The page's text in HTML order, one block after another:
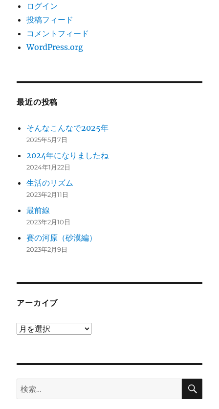
ログイン
投稿フィード
コメントフィード
WordPress.org
最近の投稿
そんなこんなで2025年
2025年5月7日
2024年になりましたね
2024年1月22日
生活のリズム
2023年2月11日
最前線
2023年2月10日
賽の河原（砂漠編）
2023年2月9日
アーカイブ
ア
検
索:
検